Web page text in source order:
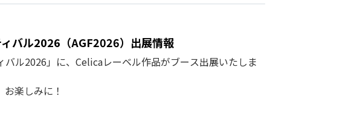
バル2026（AGF2026）出展情報
バル2026」に、Celicaレーベル作品がブース出展いたしま
楽しみに！